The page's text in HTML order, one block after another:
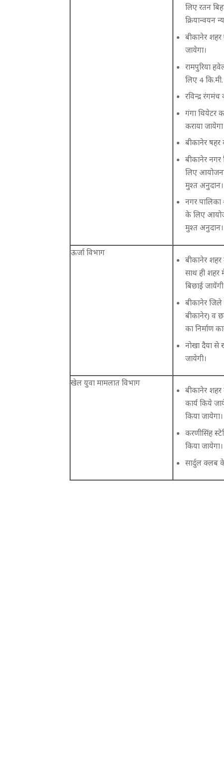
लिए रतन
क्रियान्वयन
बीकानेर शहर
जायेगा।
रामपुरिया
लिए 4
रविन्द्र रंगमंच
गंगा थियेटर
कराया
बीकानेर षहर
बीकानेर
लिए
मुश्त अनुदान।
नगर पालिका
के लिए
मुश्त अनुदान।
ऊर्जा विभाग
बीकानेर
साथ ही शहर
बिछाई
बीकानेर
बीकानेर) व
का निर्माण
नोखा दैया से
जायेगी।
खेल युवा मामलात विभाग
बीकानेर
कार्य किये
किया जायेगा।
करणीसिंह
किया जायेगा।
सार्दुल क्लब